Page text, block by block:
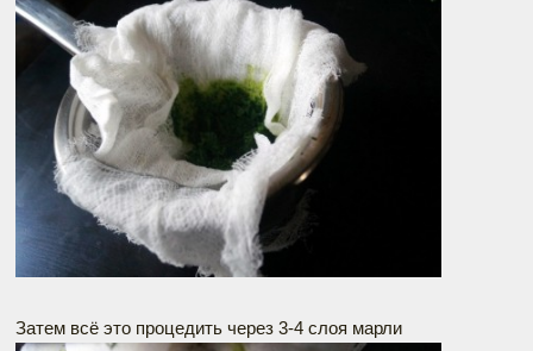
Затем всё это процедить через 3-4 слоя марли